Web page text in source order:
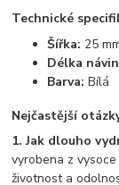
Technické
Šířka: 25
Délka
Barva: Bílá
Nejčastější
1. Jak dlouho
vyrobena z
životnost a